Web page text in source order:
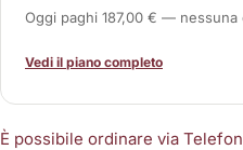
Oggi paghi 187,00 € — nessuna
Vedi il piano completo
È possibile ordinare via